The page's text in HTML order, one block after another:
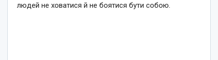
людей не ховатися й не боятися бути собою.